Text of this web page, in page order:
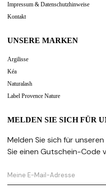
Impressum & Datenschutzhinweise
Kontakt
UNSERE MARKEN
Argilisse
Kéa
Naturalash
Label Provence Nature
MELDEN SIE SICH FÜR
Melden Sie sich für
Sie einen Gutschein-Code